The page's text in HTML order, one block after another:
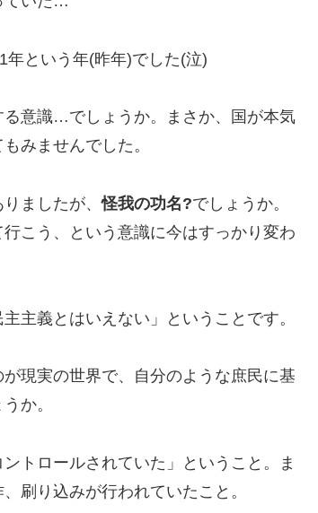
年という年(昨年)でした(泣)
意識…でしょうか。まさか、国が本気
みませんでした。
ましたが、怪我の功名?でしょうか。
こう、という意識に今はすっかり変わ
主義とはいえない」ということです。
現実の世界で、自分のような庶民に基
か。
トロールされていた」ということ。ま
刷り込みが行われていたこと。